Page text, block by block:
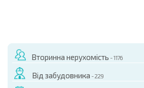
Вторинна нерухомість - 1176
Від забудовника - 229